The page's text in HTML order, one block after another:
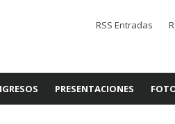
RSS Entradas
PRESENTACIONES